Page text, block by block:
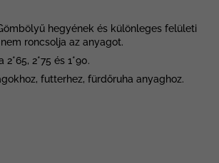
hegyének és különleges felületi
roncsolja az anyagot.
2*75 és 1*90.
futterhez, fürdőruha anyaghoz.